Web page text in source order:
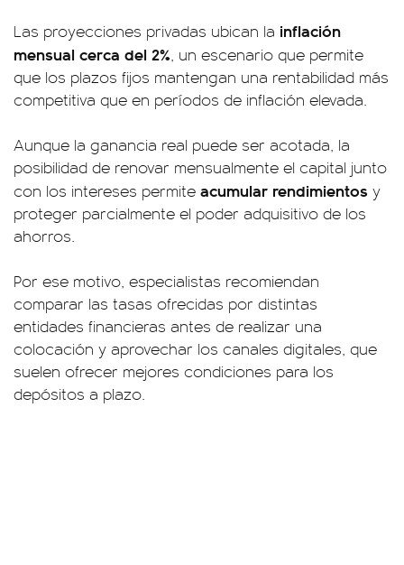
Las proyecciones privadas ubican la inflación
mensual cerca del 2%, un escenario que permite
que los plazos fijos mantengan una rentabilidad más
competitiva que en períodos de inflación elevada.
Aunque la ganancia real puede ser acotada, la
posibilidad de renovar mensualmente el capital junto
con los intereses permite acumular rendimientos y
proteger parcialmente el poder adquisitivo de los
ahorros.
Por ese motivo, especialistas recomiendan
comparar las tasas ofrecidas por distintas
entidades financieras antes de realizar una
colocación y aprovechar los canales digitales, que
suelen ofrecer mejores condiciones para los
depósitos a plazo.